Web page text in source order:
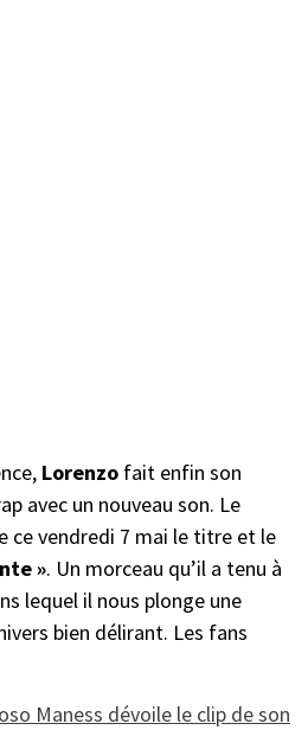
Lorenzo fait enfin son
avec un nouveau son. Le
ce vendredi 7 mai le titre et le
». Un morceau qu’il a tenu à
lequel il nous plonge une
bien délirant. Les fans
Maness dévoile le clip de son